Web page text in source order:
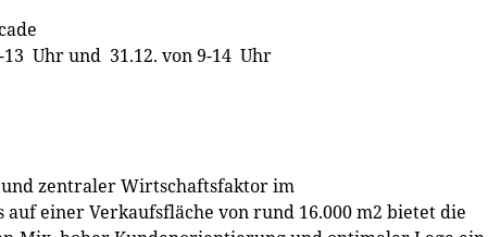
Uhr und 31.12. von 9-­14 Uhr
und zentraler Wirtschaftsfaktor im
einer Verkaufsfläche von rund 16.000 m2 bietet die